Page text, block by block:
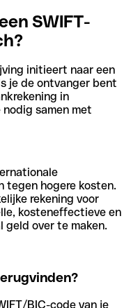
SWIFT-
initieert naar een
je de ontvanger bent
in
nodig samen met
tegen hogere kosten.
rekening voor
kosteneffectieve en
geld over te maken.
BIC-code van je